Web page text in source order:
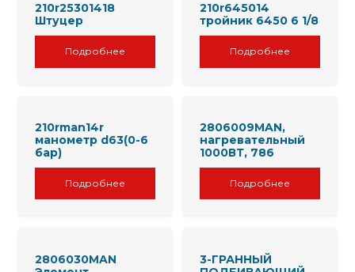
210r25301418
Штуцер
Подробнее
210r645014
тройник 6450 6 1/8
Подробнее
210rman14r
манометр d63(0-6
бар)
Подробнее
2806009MAN,
нагревательный
1000ВТ, 786
Подробнее
2806030MAN
3-ГРАННЫЙ